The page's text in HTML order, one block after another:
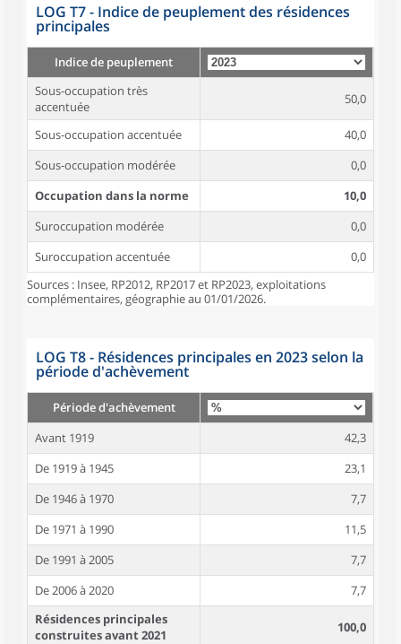
LOG T7 - Indice de peuplement des résidences
principales
Indice de peuplement
Sous-occupation très
accentuée
50,0
Sous-occupation accentuée
40,0
Sous-occupation modérée
0,0
Occupation dans la norme
10,0
Suroccupation modérée
0,0
Suroccupation accentuée
0,0
Sources : Insee, RP2012, RP2017 et RP2023, exploitations
complémentaires, géographie au 01/01/2026.
LOG T8 - Résidences principales en 2023 selon la
période d'achèvement
Période d'achèvement
Avant 1919
42,3
De 1919 à 1945
23,1
De 1946 à 1970
7,7
De 1971 à 1990
11,5
De 1991 à 2005
7,7
De 2006 à 2020
7,7
Résidences principales
construites avant 2021
100,0